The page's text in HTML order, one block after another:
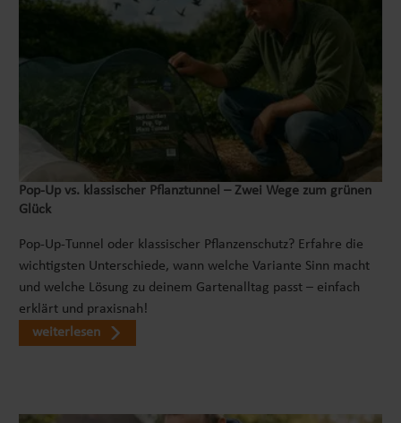
Pop‑Up vs. klassischer Pflanztunnel – Zwei Wege zum grünen
Glück
Pop-Up-Tunnel oder klassischer Pflanzenschutz? Erfahre die
wichtigsten Unterschiede, wann welche Variante Sinn macht
und welche Lösung zu deinem Gartenalltag passt – einfach
erklärt und praxisnah!
weiterlesen